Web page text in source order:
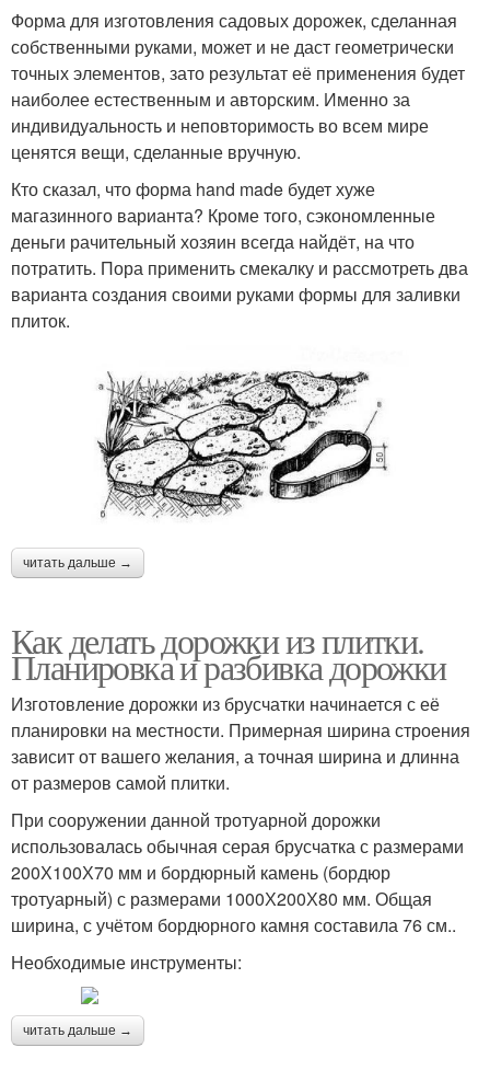
Форма для изготовления садовых дорожек, сделанная
собственными руками, может и не даст геометрически
точных элементов, зато результат её применения будет
наиболее естественным и авторским. Именно за
индивидуальность и неповторимость во всем мире
ценятся вещи, сделанные вручную.
Кто сказал, что форма hand made будет хуже
магазинного варианта? Кроме того, сэкономленные
деньги рачительный хозяин всегда найдёт, на что
потратить. Пора применить смекалку и рассмотреть два
варианта создания своими руками формы для заливки
плиток.
читать дальше →
Как делать дорожки из плитки.
Планировка и разбивка дорожки
Изготовление дорожки из брусчатки начинается с её
планировки на местности. Примерная ширина строения
зависит от вашего желания, а точная ширина и длинна
от размеров самой плитки.
При сооружении данной тротуарной дорожки
использовалась обычная серая брусчатка с размерами
200Х100Х70 мм и бордюрный камень (бордюр
тротуарный) с размерами 1000Х200Х80 мм. Общая
ширина, с учётом бордюрного камня составила 76 см..
Необходимые инструменты:
читать дальше →